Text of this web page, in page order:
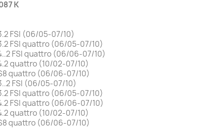
K
FSI (06/05-07/10)
FSI quattro (06/05-07/10)
FSI quattro (06/06-07/10)
quattro (10/02-07/10)
quattro (06/06-07/10)
FSI (06/05-07/10)
FSI quattro (06/05-07/10)
FSI quattro (06/06-07/10)
quattro (10/02-07/10)
quattro (06/06-07/10)